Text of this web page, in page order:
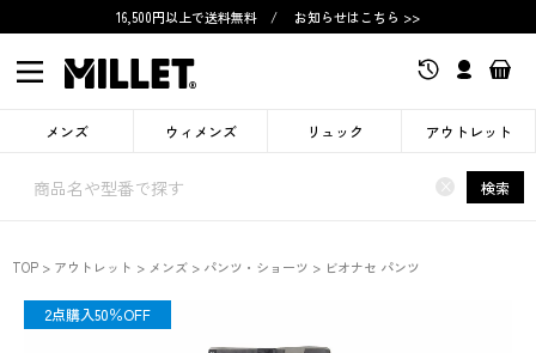
16,500円以上で送料無料 / お知らせはこちら >>
メンズ ウィメンズ リュック アウトレット
× 検索
TOP アウトレット メンズ パンツ・ショーツ ビオナセ パンツ
OUTLET
2点購入50％OFF